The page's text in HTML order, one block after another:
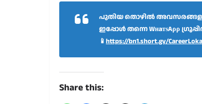
പുതിയ തൊഴിൽ അവസരങ്ങളും
ഇപ്പോൾ തന്നെ WнaтѕAρρ
📱 https://bn1.short.gy/
Share this: